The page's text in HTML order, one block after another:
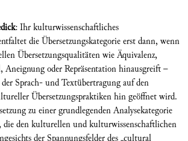
: Ihr kulturwissenschaftliches
die Übersetzungskategorie erst dann, wenn
Übersetzungsqualitäten wie Äquivalenz,
Aneignung oder Repräsentation hinausgreift –
Sprach- und Textübertragung auf den
Übersetzungspraktiken hin geöffnet wird.
zu einer grundlegenden Analysekategorie
die den kulturellen und kulturwissenschaftlichen